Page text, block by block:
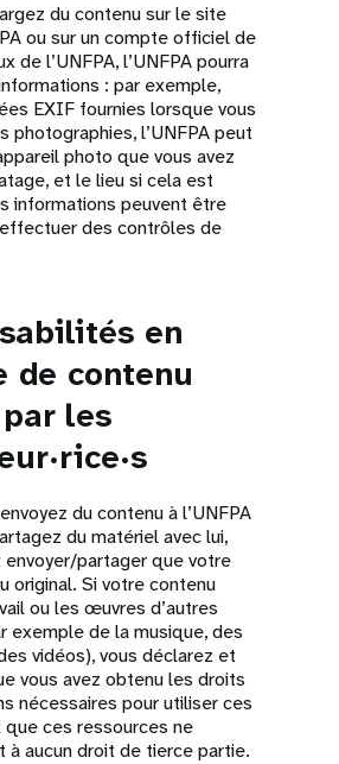
du contenu sur le site
ou sur un compte officiel de
de l’UNFPA, l’UNFPA pourra
: par exemple,
EXIF fournies lorsque vous
photographies, l’UNFPA peut
photo que vous avez
et le lieu si cela est
informations peuvent être
des contrôles de
en
de contenu
les
du contenu à l’UNFPA
du matériel avec lui,
envoyer/partager que votre
original. Si votre contenu
ou les œuvres d’autres
exemple de la musique, des
vidéos), vous déclarez et
vous avez obtenu les droits
nécessaires pour utiliser ces
ces ressources ne
à aucun droit de tierce partie.